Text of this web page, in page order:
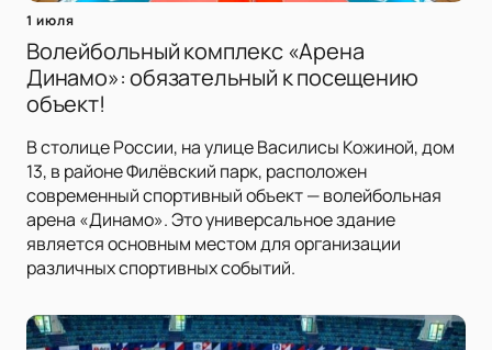
1 июля
Волейбольный комплекс «Арена
Динамо»: обязательный к посещению
объект!
В столице России, на улице Василисы Кожиной, дом
13, в районе Филёвский парк, расположен
современный спортивный объект — волейбольная
арена «Динамо». Это универсальное здание
является основным местом для организации
различных спортивных событий.